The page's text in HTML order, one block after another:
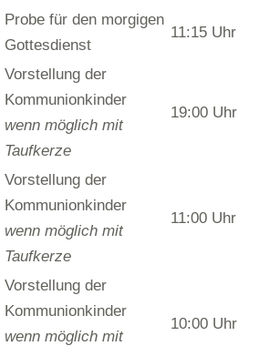
Probe für den morgigen
Gottesdienst
11:15 Uhr
Vorstellung der
Kommunionkinder
wenn möglich mit
Taufkerze
19:00 Uhr
Vorstellung der
Kommunionkinder
wenn möglich mit
Taufkerze
11:00 Uhr
Vorstellung der
Kommunionkinder
wenn möglich mit
10:00 Uhr